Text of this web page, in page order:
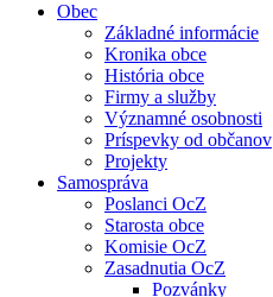
Obec
Základné informácie
Kronika obce
História obce
Firmy a služby
Významné osobnosti
Príspevky od občanov
Projekty
Samospráva
Poslanci OcZ
Starosta obce
Komisie OcZ
Zasadnutia OcZ
Pozvánky